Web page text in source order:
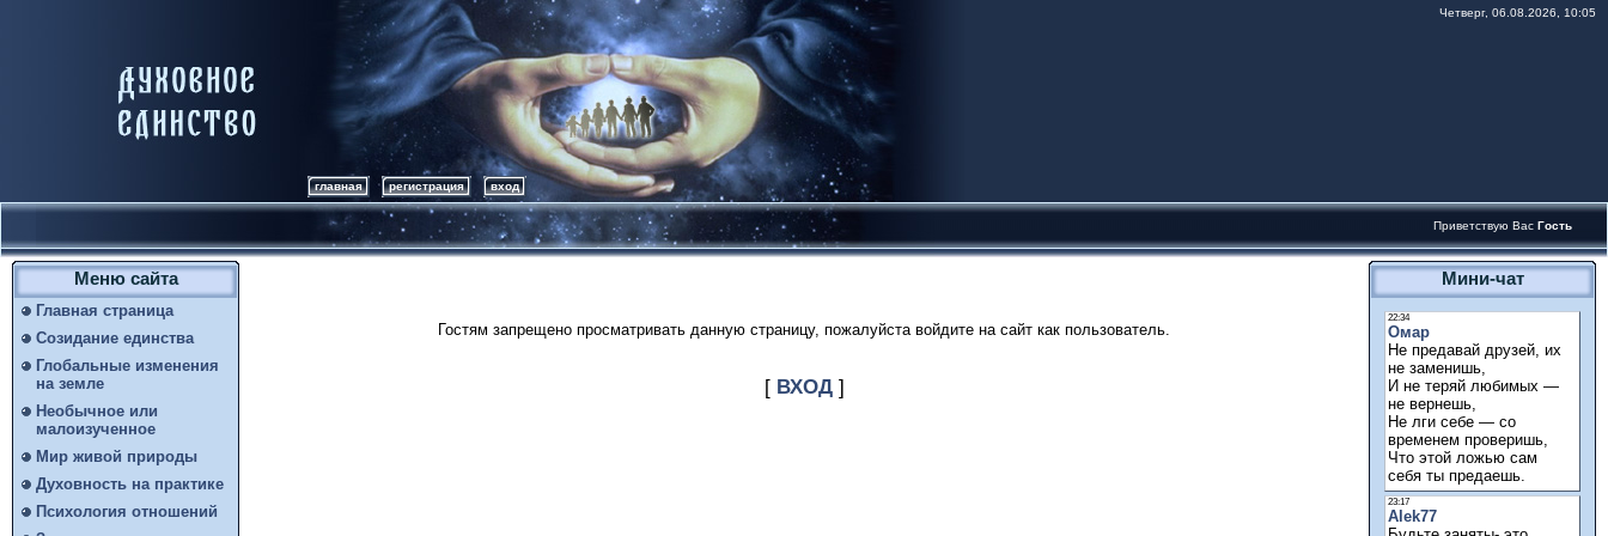
Четверг, 06.08.2026, 10:05
главная регистрация вход
Приветствую Вас Гость
Меню сайта
Главная страница
Созидание единства
Глобальные изменения
на земле
Необычное или
малоизученное
Мир живой природы
Духовность на практике
Психология отношений
Гостям запрещено просматривать данную страницу, пожалуйста войдите на сайт как пользователь.
[ ВХОД]
Мини-чат